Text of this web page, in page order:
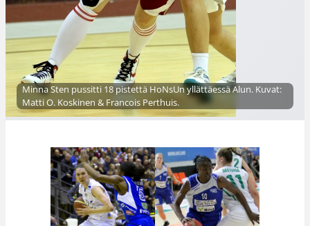
Minna Sten pussitti 18 pistettä HoNsUn yllättäessä Alun. Kuvat:
Matti O. Koskinen & Francois Perthuis.